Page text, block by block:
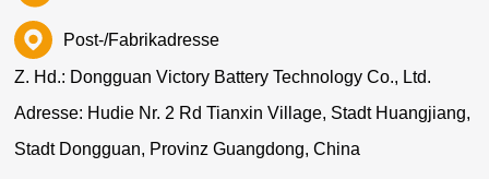
Post-/Fabrikadresse
Z. Hd.: Dongguan Victory Battery Technology Co., Ltd.
Adresse: Hudie Nr. 2 Rd Tianxin Village, Stadt Huangjiang,
Stadt Dongguan, Provinz Guangdong, China